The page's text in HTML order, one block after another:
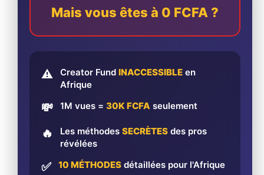
Mais vous êtes à 0 FCFA ?
⚠️ Creator Fund INACCESSIBLE en
Afrique
💸 1M vues = 30K FCFA seulement
🔥 Les méthodes SECRÈTES des pros
révélées
✅ 10 MÉTHODES détaillées pour l'Afrique